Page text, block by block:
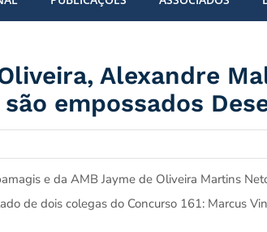
Alexandre
empossados
e da AMB Jayme de Oliveira Martins
de dois colegas do Concurso 161: Marcus